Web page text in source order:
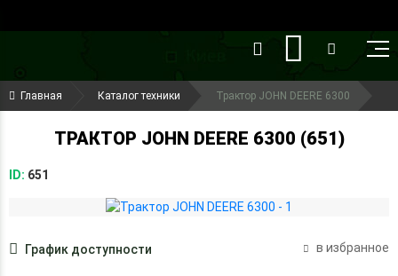
(099) 644-79-22
(050) 416-93-27
Главная Каталог техники Трактор JOHN DEERE 6300
ТРАКТОР JOHN DEERE 6300 (651)
ID: 651
График доступности в избранное